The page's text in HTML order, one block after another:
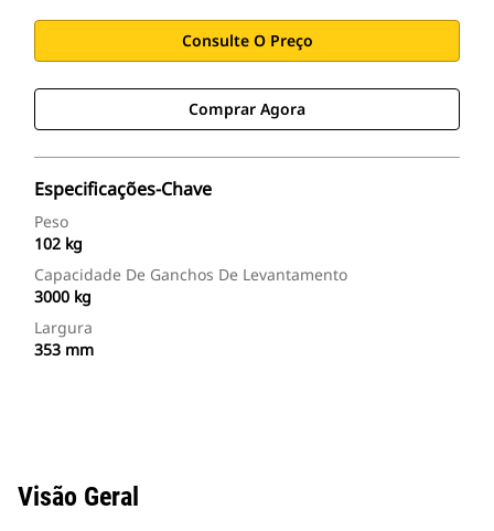
Consulte O Preço
Comprar Agora
Especificações-Chave
Peso
102 kg
Capacidade De Ganchos De Levantamento
3000 kg
Largura
353 mm
Visão Geral